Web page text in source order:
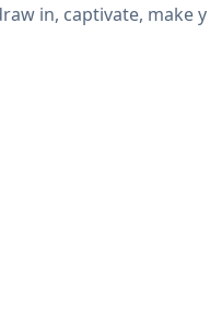
in, captivate, make y